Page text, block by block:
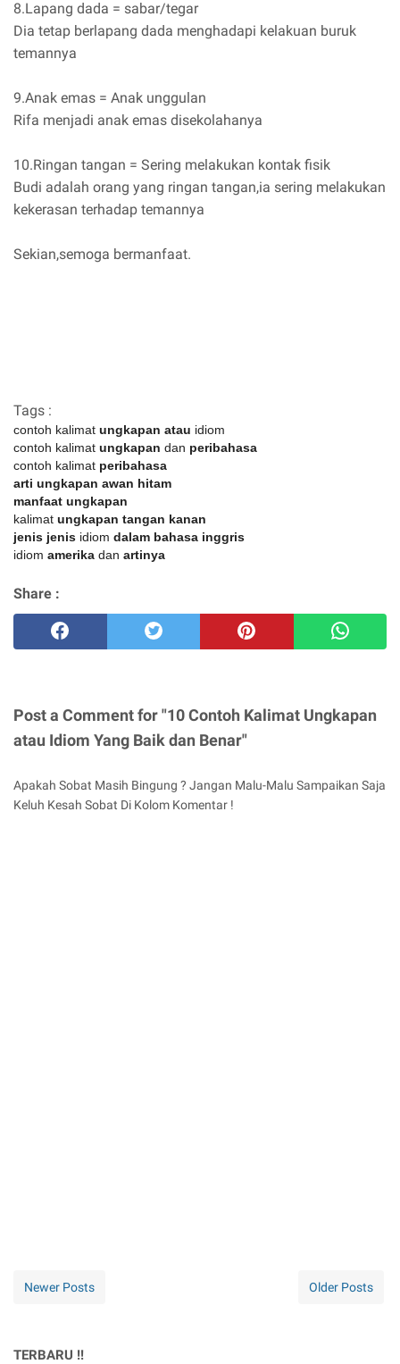
8.Lapang dada = sabar/tegar
Dia tetap berlapang dada menghadapi kelakuan buruk
temannya
9.Anak emas = Anak unggulan
Rifa menjadi anak emas disekolahanya
10.Ringan tangan = Sering melakukan kontak fisik
Budi adalah orang yang ringan tangan,ia sering melakukan
kekerasan terhadap temannya
Sekian,semoga bermanfaat.
Tags :
contoh kalimat ungkapan atau idiom
contoh kalimat ungkapan dan peribahasa
contoh kalimat peribahasa
arti ungkapan awan hitam
manfaat ungkapan
kalimat ungkapan tangan kanan
jenis jenis idiom dalam bahasa inggris
idiom amerika dan artinya
Share :
Post a Comment for "10 Contoh Kalimat Ungkapan
atau Idiom Yang Baik dan Benar"
Apakah Sobat Masih Bingung ? Jangan Malu-Malu Sampaikan Saja
Keluh Kesah Sobat Di Kolom Komentar !
Newer Posts Older Posts
TERBARU !!